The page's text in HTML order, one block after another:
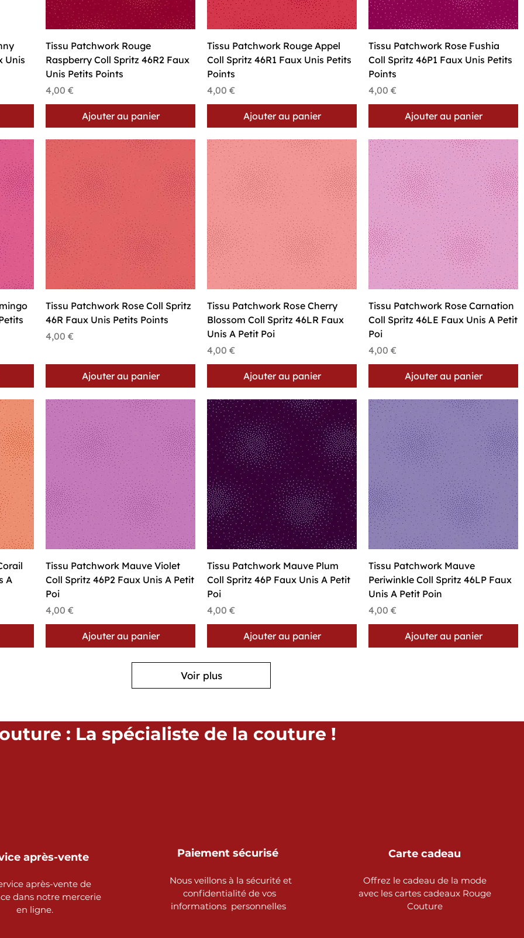
Unis
Aperçu rapide
Tissu Patchwork Rouge
Raspberry Coll Spritz 46R2 Faux
Unis Petits Points
Prix
4,00 €
Ajouter au panier
Aperçu rapide
Tissu Patchwork Rouge Appel
Coll Spritz 46R1 Faux Unis Petits
Points
Prix
4,00 €
Ajouter au panier
Aperçu rapide
Tissu Patchwork Rose Fushia
Coll Spritz 46P1 Faux Unis Petits
Points
Prix
4,00 €
Ajouter au panier
Aperçu rapide
Tissu Patchwork Rose Coll Spritz
46R Faux Unis Petits Points
Prix
4,00 €
Ajouter au panier
Aperçu rapide
Tissu Patchwork Rose Cherry
Blossom Coll Spritz 46LR Faux
Unis A Petit Poi
Prix
4,00 €
Ajouter au panier
Aperçu rapide
Tissu Patchwork Rose Carnation
Coll Spritz 46LE Faux Unis A Petit
Poi
Prix
4,00 €
Ajouter au panier
A
Aperçu rapide
Tissu Patchwork Mauve Violet
Coll Spritz 46P2 Faux Unis A Petit
Poi
Prix
4,00 €
Ajouter au panier
Aperçu rapide
Tissu Patchwork Mauve Plum
Coll Spritz 46P Faux Unis A Petit
Poi
Prix
4,00 €
Ajouter au panier
Aperçu rapide
Tissu Patchwork Mauve
Periwinkle Coll Spritz 46LP Faux
Unis A Petit Poin
Prix
4,00 €
Ajouter au panier
Voir plus
: La spécialiste de la couture !
après-vente
après-vente de
dans notre mercerie
en ligne.
Paiement sécurisé
Nous veillons à la sécurité et
confidentialité de vos
informations personnelles
Carte cadeau
Offrez le cadeau de la mode
avec les cartes cadeaux Rouge
Couture